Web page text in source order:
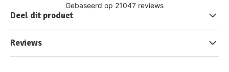
Deel dit product
Reviews